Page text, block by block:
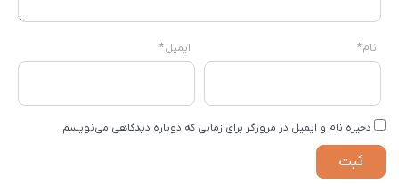
نام* ایمیل*
ذخیره نام و ایمیل در مرورگر برای زمانی که دوباره دیدگاهی می‌نویسم.